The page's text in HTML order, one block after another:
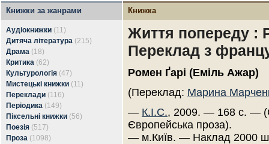
Книжки за жанрами
Аудіокнижки (11)
Дитяча література (215)
Драма (18)
Критика (62)
Культурологія (47)
Мистецькі книжки (11)
Переклади (116)
Періодика (149)
Піксельні книжки (56)
Поезія (517)
Проза (1098)
Книжка
Життя попереду :
Переклад з
Ромен Ґарі (Еміль Ажар)
(Переклад: Марина
— К.І.С., 2009. — 168 с. —
Європейська проза).
— м.Київ. — Наклад 2000